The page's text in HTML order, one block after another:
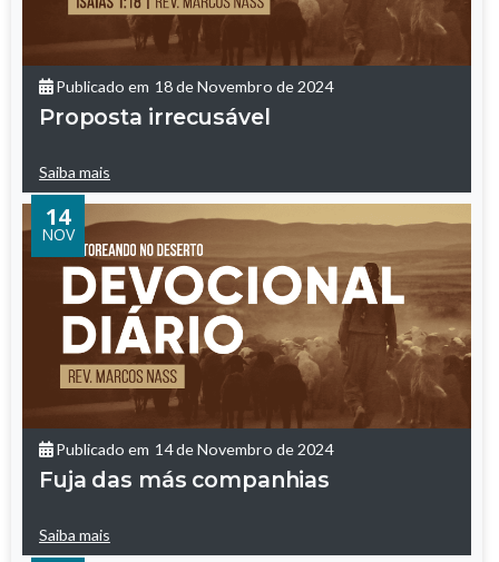
Publicado em 18 de Novembro de 2024
Proposta irrecusável
Saiba mais
14
NOV
Publicado em 14 de Novembro de 2024
Fuja das más companhias
Saiba mais